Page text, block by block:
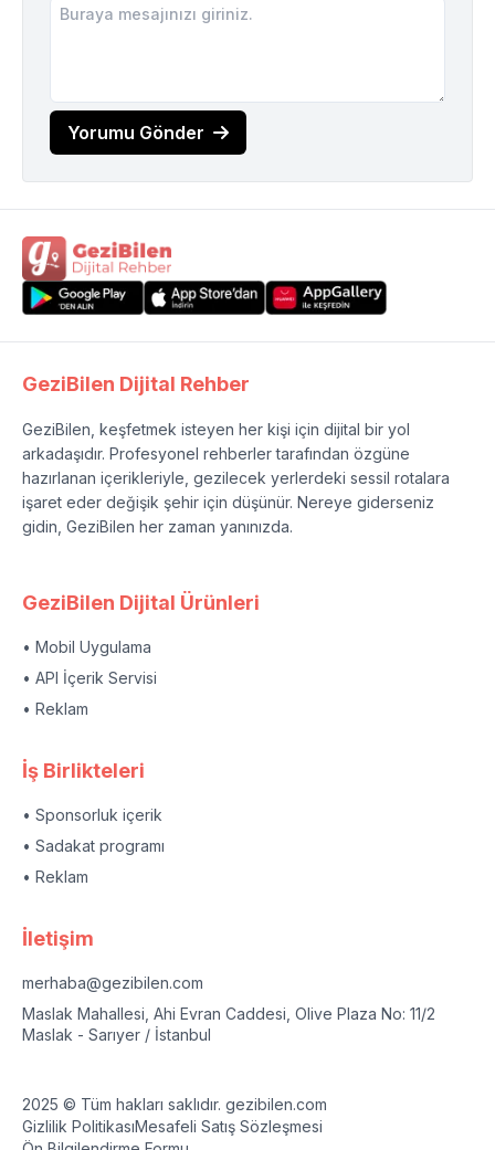
Yorumu Gönder
GeziBilen Dijital Rehber
GeziBilen, keşfetmek isteyen her kişi için dijital bir yol
arkadaşıdır. Profesyonel rehberler tarafından özgüne
hazırlanan içerikleriyle, gezilecek yerlerdeki sessil rotalara
işaret eder değişik şehir için düşünür. Nereye giderseniz
gidin, GeziBilen her zaman yanınızda.
GeziBilen Dijital Ürünleri
• Mobil Uygulama
• API İçerik Servisi
• Reklam
İş Birlikteleri
• Sponsorluk içerik
• Sadakat programı
• Reklam
İletişim
merhaba@gezibilen.com
Maslak Mahallesi, Ahi Evran Caddesi, Olive Plaza No: 11/2
Maslak - Sarıyer / İstanbul
2025 © Tüm hakları saklıdır. gezibilen.com
Gizlilik PolitikasıMesafeli Satış Sözleşmesi